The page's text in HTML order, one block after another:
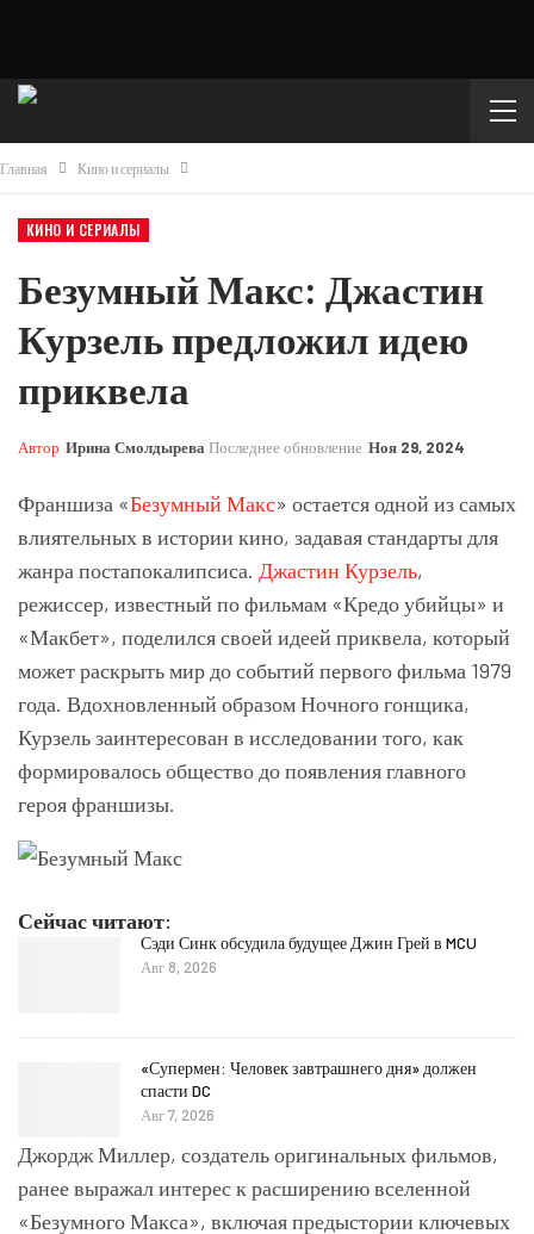
Главная Кино и сериалы
КИНО И СЕРИАЛЫ
Безумный Макс: Джастин
Курзель предложил идею
приквела
Автор Ирина Смолдырева Последнее обновление Ноя 29, 2024
Франшиза «Безумный Макс» остается одной из самых
влиятельных в истории кино, задавая стандарты для
жанра постапокалипсиса. Джастин Курзель,
режиссер, известный по фильмам «Кредо убийцы» и
«Макбет», поделился своей идеей приквела, который
может раскрыть мир до событий первого фильма 1979
года. Вдохновленный образом Ночного гонщика,
Курзель заинтересован в исследовании того, как
формировалось общество до появления главного
героя франшизы.
Сейчас читают:
Сэди Синк обсудила будущее Джин Грей в MCU
Авг 8, 2026
«Супермен: Человек завтрашнего дня» должен
спасти DC
Авг 7, 2026
Джордж Миллер, создатель оригинальных фильмов,
ранее выражал интерес к расширению вселенной
«Безумного Макса», включая предыстории ключевых